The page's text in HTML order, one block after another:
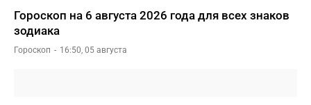
Гороскоп на 6 августа 2026 года для всех знаков
зодиака
Гороскоп 16:50, 05 августа